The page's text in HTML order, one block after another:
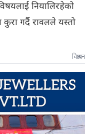
नियालिरहेको
गर्दै रावलले यस्तो
विज्ञापन